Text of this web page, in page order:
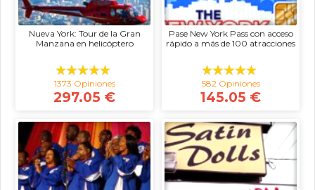
Nueva York: Tour de la Gran
Manzana en helicóptero
1373 Opiniones
297.05 €
Pase New York Pass con acceso
rápido a más de 100 atracciones
582 Opiniones
145.05 €